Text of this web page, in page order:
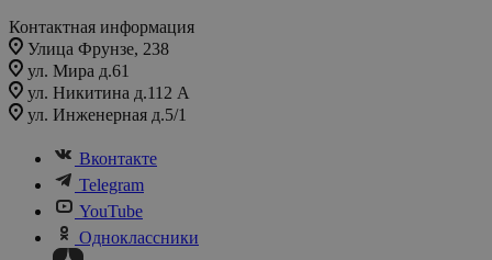
Контактная информация
Улица Фрунзе, 238​
ул. Мира д.61
ул. Никитина д.112 А
ул. Инженерная д.5/1
Вконтакте
Telegram
YouTube
Одноклассники